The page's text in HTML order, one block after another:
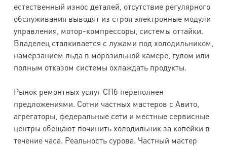
естественный износ деталей, отсутствие регулярного
обслуживания выводят из строя электронные модули
управления, мотор-компрессоры, системы оттайки.
Владелец сталкивается с лужами под холодильником,
намерзанием льда в морозильной камере, гулом или
полным отказом системы охлаждать продукты.
Рынок ремонтных услуг СПб переполнен
предложениями. Сотни частных мастеров с Авито,
агрегаторы, федеральные сети и местные сервисные
центры обещают починить холодильник за копейки в
течение часа. Реальность сурова. Частный мастер